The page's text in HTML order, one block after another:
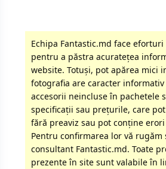
Echipa Fantastic.md face
pentru a păstra acurateţea
website. Totuși, pot apărea mici
fotografia are caracter
accesorii neincluse în pachetele
specificaţii sau preţurile, care
fără preaviz sau pot conţine
Pentru confirmarea lor vă rugăm
consultant Fantastic.md. Toate
prezente în site sunt valabile în